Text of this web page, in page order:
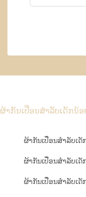
ຜ້າກັນເປື່ອນສຳລັບເດັກນ້ອ
ຜ້າກັນເປື່ອນສຳລັບເ
ຜ້າກັນເປື່ອນສຳລັບເ
ຜ້າກັນເປື່ອນສຳລັບເ